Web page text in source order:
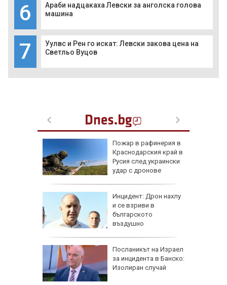
6
Араби надцакаха Левски за анголска голова
машина
7
Уулвс и Рен го искат: Левски закова цена на
Светльо Вуцов
Пожар в рафинерия в
Краснодарския край в
Русия след украински
удар с дронове
Инцидент: Дрон нахлу
и се взриви в
българското
въздушно
Посланикът на Израел
за инцидента в Банско:
Изолиран случай